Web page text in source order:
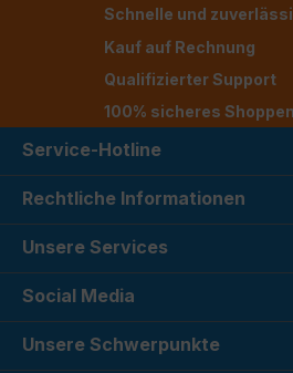
Schnelle und
Kauf auf Rechnung
Qualifizierter Support
100% sicheres Shoppen
Service-Hotline
Rechtliche Informationen
Unsere Services
Social Media
Unsere Schwerpunkte